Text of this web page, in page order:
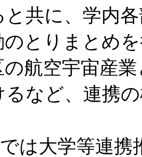
と共に、学内
のとりまとめ
の航空宇宙産
るなど、連携
は大学等連携